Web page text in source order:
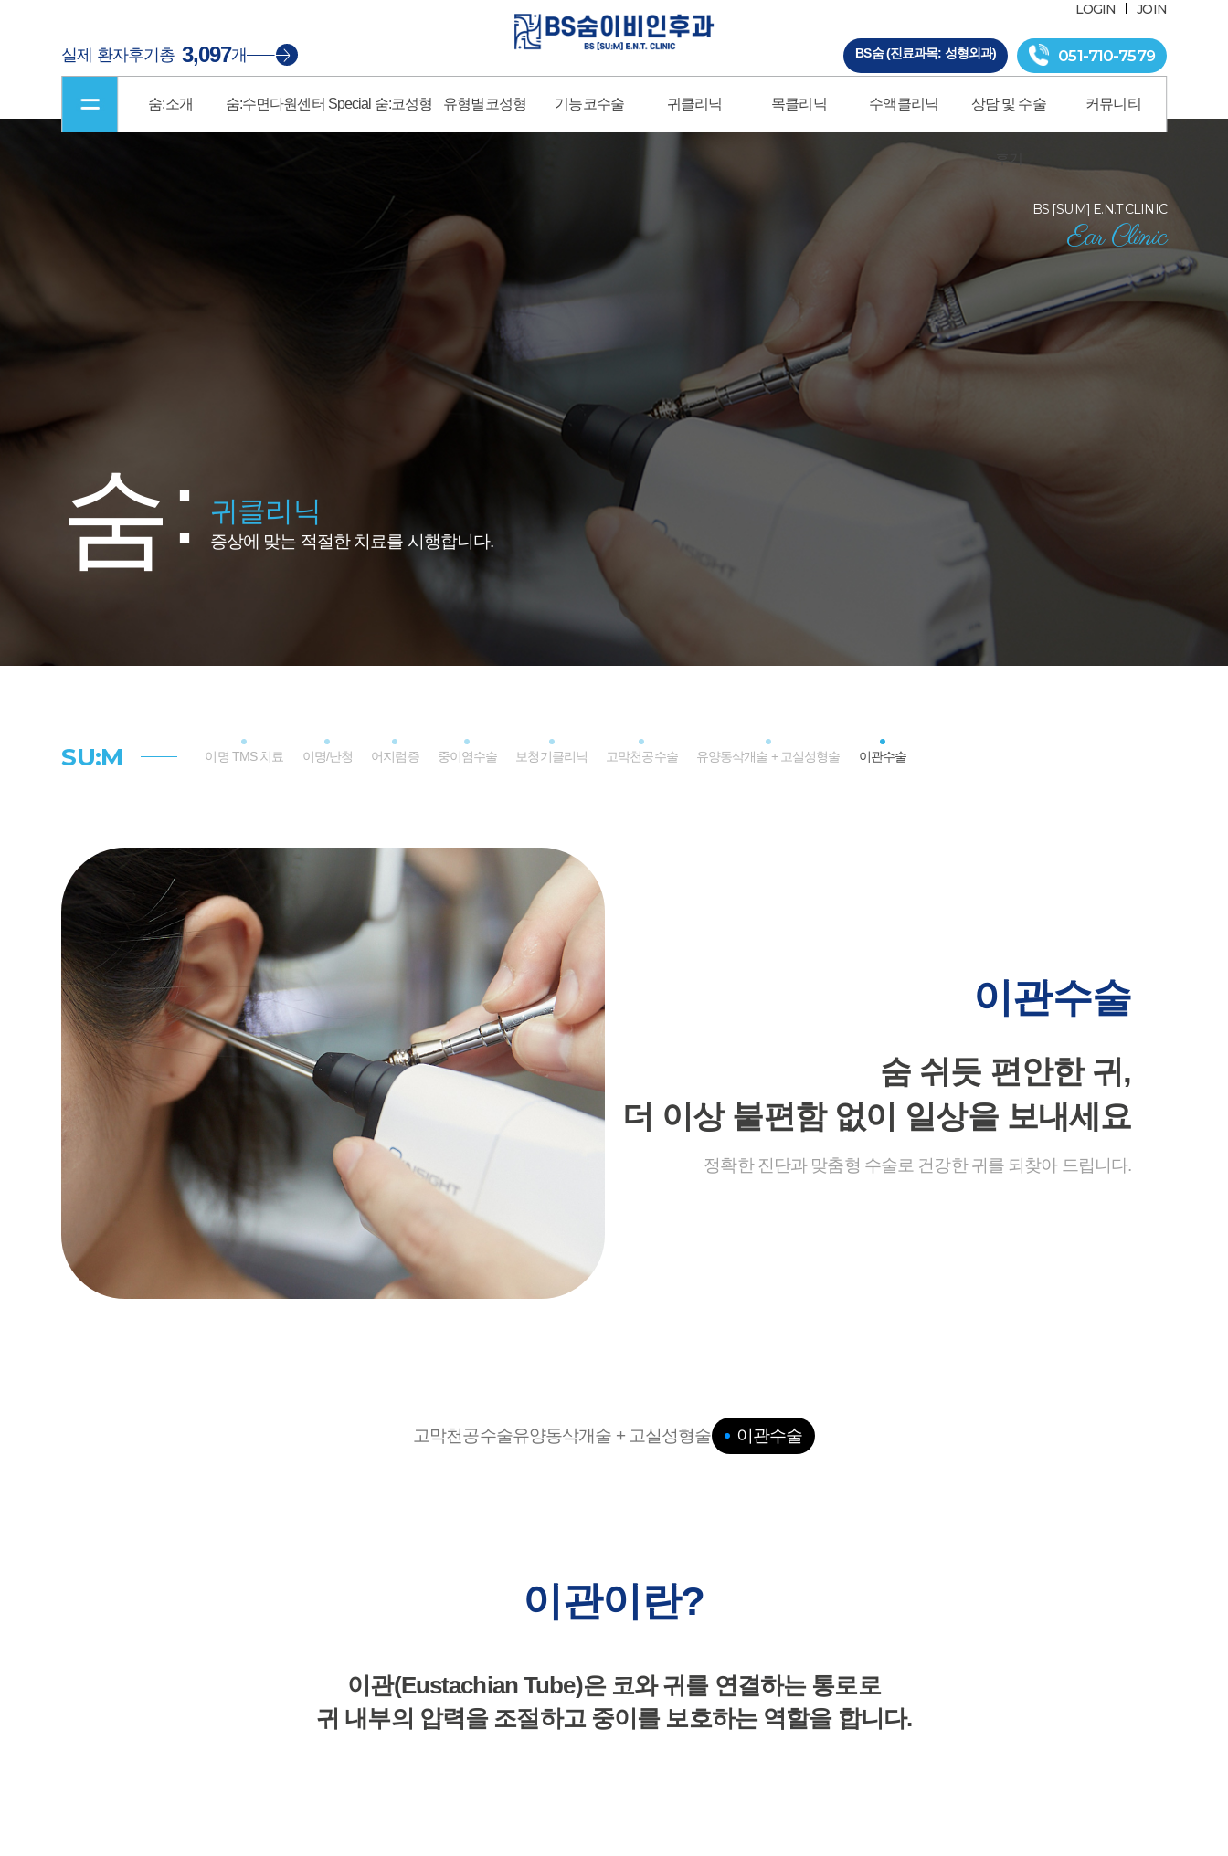
실제 환자후기총 3,097개
LOGIN JOIN
BS숨 (진료과목: 성형외과) 051-710-7579
숨:소개 숨:수면다원센터 Special 숨:코성형 유형별코성형 기능코수술 귀클리닉 목클리닉 수액클리닉 상담 및 수술
후기
커뮤니티
BS [SU:M] E.N.T CLINIC
Ear Clinic
숨: 귀클리닉
증상에 맞는 적절한 치료를 시행합니다.
SU:M 이명 TMS 치료 이명/난청 어지럼증 중이염수술 보청기클리닉 고막천공수술 유양동삭개술 + 고실성형술 이관수술
이관수술
숨 쉬듯 편안한 귀,
더 이상 불편함 없이 일상을 보내세요
정확한 진단과 맞춤형 수술로 건강한 귀를 되찾아 드립니다.
고막천공수술유양동삭개술 + 고실성형술 이관수술
이관이란?
이관(Eustachian Tube)은 코와 귀를 연결하는 통로로
귀 내부의 압력을 조절하고 중이를 보호하는 역할을 합니다.